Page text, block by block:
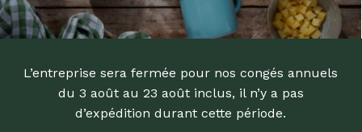
L’entreprise sera fermée pour nos congés annuels
du 3 août au 23 août inclus, il n’y a pas
d’expédition durant cette période.